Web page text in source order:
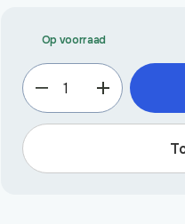
Op voorraad
Actieve
kool
granulaat
aantal